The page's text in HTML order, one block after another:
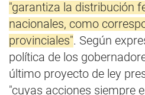
"garantiza la distribución
nacionales, como
provinciales". Según
política de los
último proyecto de ley
"cuyas acciones siempre